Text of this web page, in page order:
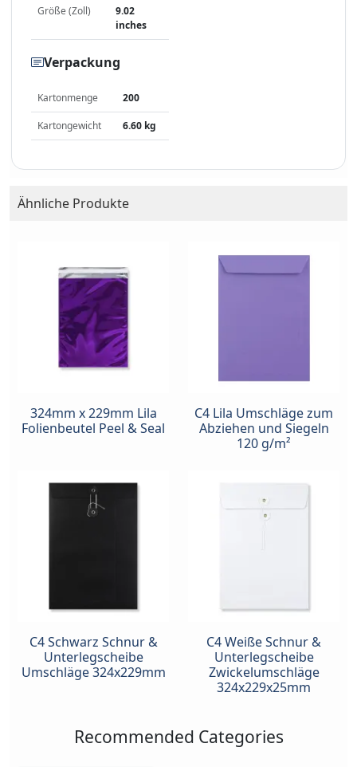
Größe (Zoll)
9.02
inches
Verpackung
Kartonmenge 200
Kartongewicht 6.60 kg
Ähnliche Produkte
324mm x 229mm Lila
Folienbeutel Peel & Seal
C4 Lila Umschläge zum
Abziehen und Siegeln
120 g/m²
C4 Schwarz Schnur &
Unterlegscheibe
Umschläge 324x229mm
C4 Weiße Schnur &
Unterlegscheibe
Zwickelumschläge
324x229x25mm
Recommended Categories